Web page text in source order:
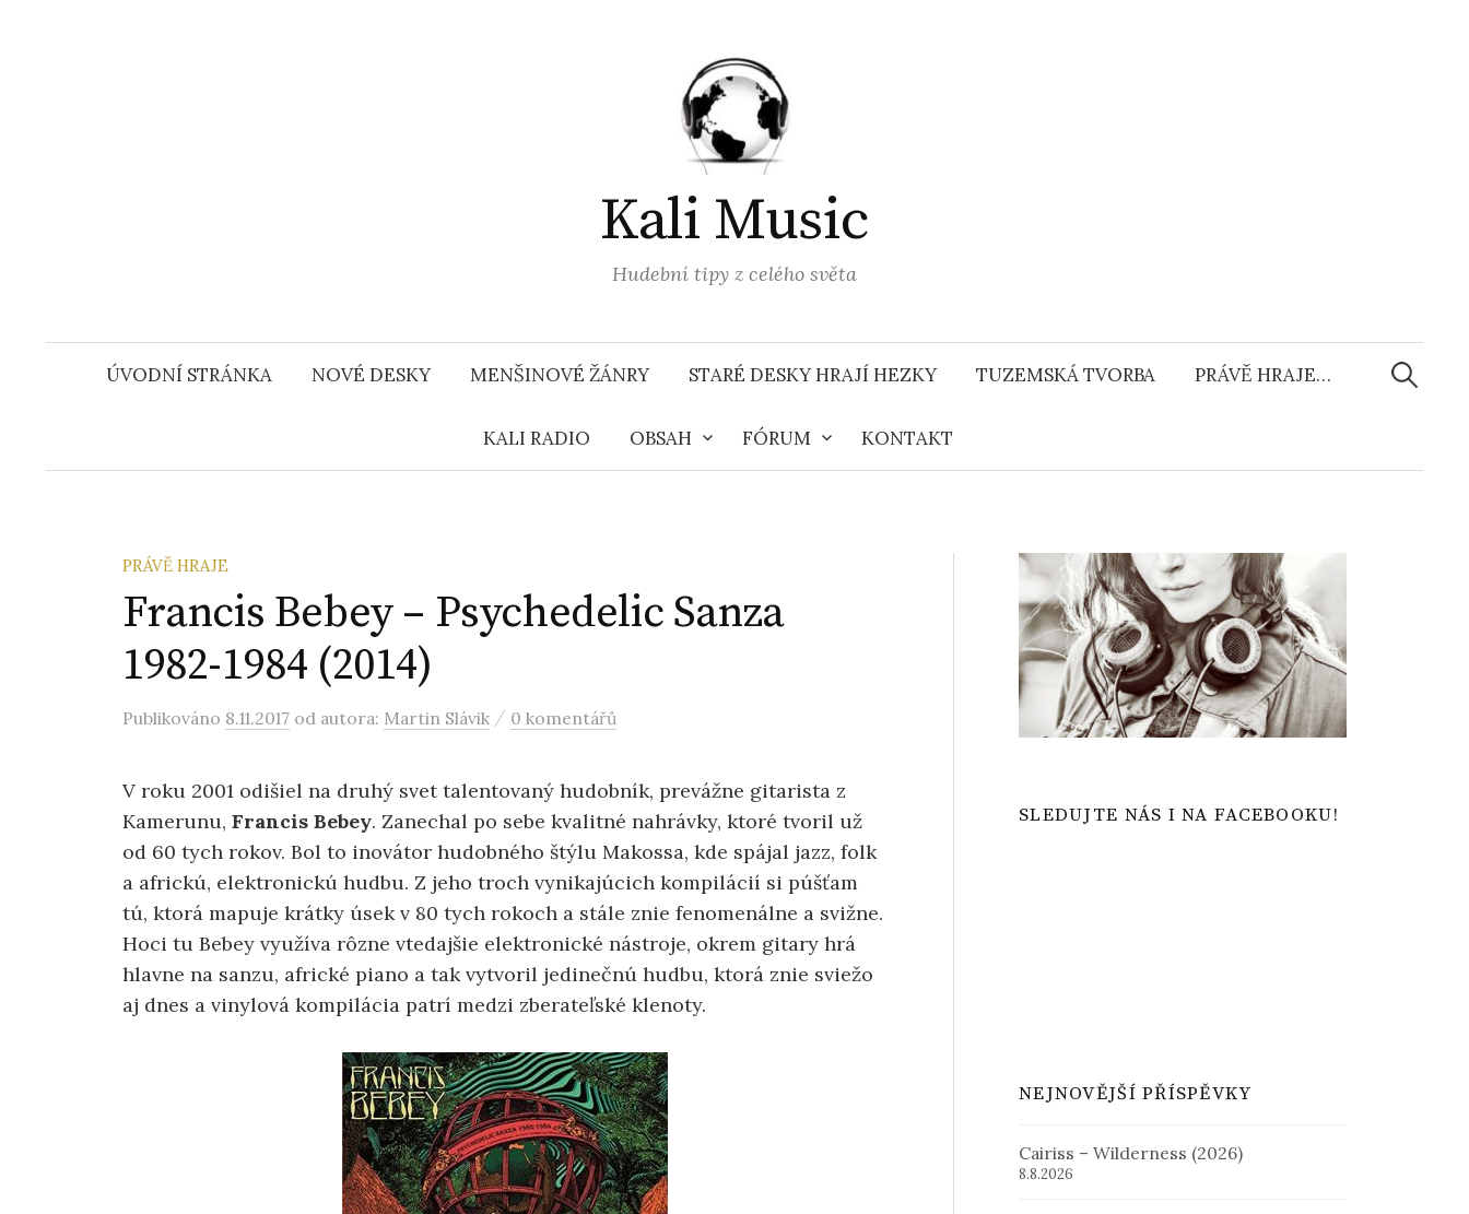
Kali Music
Hudební tipy z celého světa
ÚVODNÍ STRÁNKA NOVÉ DESKY MENŠINOVÉ ŽÁNRY STARÉ DESKY HRAJÍ HEZKY TUZEMSKÁ TVORBA PRÁVĚ HRAJE…
KALI RADIO OBSAH FÓRUM KONTAKT
PRÁVĚ HRAJE
Francis Bebey – Psychedelic Sanza
1982-1984 (2014)
Publikováno 8.11.2017 od autora: Martin Slávik / 0 komentářů
V roku 2001 odišiel na druhý svet talentovaný hudobník, prevážne gitarista z
Kamerunu, Francis Bebey. Zanechal po sebe kvalitné nahrávky, ktoré tvoril už
od 60 tych rokov. Bol to inovátor hudobného štýlu Makossa, kde spájal jazz, folk
a africkú, elektronickú hudbu. Z jeho troch vynikajúcich kompilácií si púšťam
tú, ktorá mapuje krátky úsek v 80 tych rokoch a stále znie fenomenálne a svižne.
Hoci tu Bebey využíva rôzne vtedajšie elektronické nástroje, okrem gitary hrá
hlavne na sanzu, africké piano a tak vytvoril jedinečnú hudbu, ktorá znie sviežo
aj dnes a vinylová kompilácia patrí medzi zberateľské klenoty.
SLEDUJTE NÁS I NA FACEBOOKU!
NEJNOVĚJŠÍ PŘÍSPĚVKY
Cairiss – Wilderness (2026)
8.8.2026